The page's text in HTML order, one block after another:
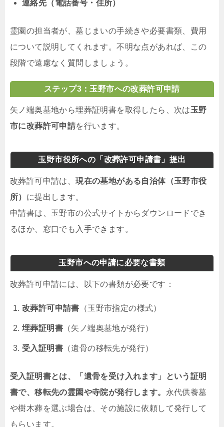
連絡先（電話番号・住所）
霊園の担当者が、墓じまいの手続きや必要書類、費用
について説明してくれます。不明な点があれば、この
段階で遠慮なく質問しましょう。
ステップ3：玉野市への改葬許可申請
矢ノ端奥墓地から埋葬証明書を取得したら、次は玉野
市に改葬許可申請を行います。
玉野市役所への「改葬許可申請書」提出
改葬許可申請は、現在の墓地がある自治体（玉野市役
所） に提出します。
申請書は、玉野市の公式サイトからダウンロードでき
るほか、窓口でも入手できます。
玉野市への申請に必要な書類
改葬許可申請には、以下の書類が必要です：
改葬許可申請書 （玉野市指定の様式）
埋葬証明書 （矢ノ端奥墓地が発行）
受入証明書 （遺骨の移転先が発行）
受入証明書とは、「遺骨を受け入れます」という証明
書で、移転先の霊園や寺院が発行します。 永代供養墓
や樹木葬を選ぶ場合は、その施設に依頼して発行して
もらいます。